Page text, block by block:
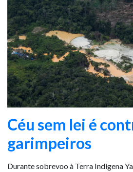
Céu sem lei é
garimpeiros
Durante sobrevoo à Terra Indígena